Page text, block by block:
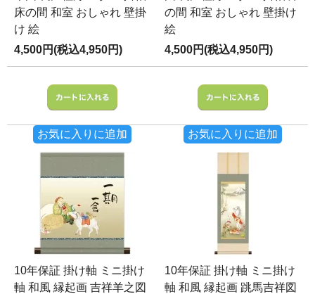
床の間 和室 おしゃれ 壁掛
け 絵
4,500円(税込4,950円)
お気に入りに追加
の間 和室 おしゃれ 壁掛け
絵
4,500円(税込4,950円)
お気に入りに追加
10年保証 掛け軸 ミニ掛け
軸 和風 縁起画 吉祥羊之図
10年保証 掛け軸 ミニ掛け
軸 和風 縁起画 跳馬吉祥図